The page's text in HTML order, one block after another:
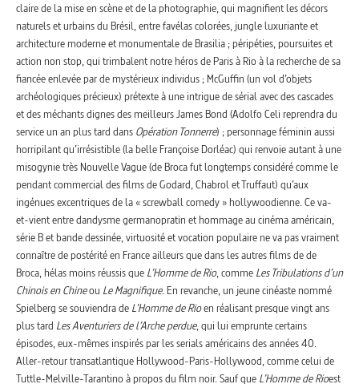
claire de la mise en scène et de la photographie, qui magnifient les décors
naturels et urbains du Brésil, entre favélas colorées, jungle luxuriante et
architecture moderne et monumentale de Brasilia ; péripéties, poursuites et
action non stop, qui trimbalent notre héros de Paris à Rio à la recherche de sa
fiancée enlevée par de mystérieux individus ; McGuffin (un vol d’objets
archéologiques précieux) prétexte à une intrigue de sérial avec des cascades
et des méchants dignes des meilleurs James Bond (Adolfo Celi reprendra du
service un an plus tard dans Opération Tonnerre) ; personnage féminin aussi
horripilant qu’irrésistible (la belle Françoise Dorléac) qui renvoie autant à une
misogynie très Nouvelle Vague (de Broca fut longtemps considéré comme le
pendant commercial des films de Godard, Chabrol et Truffaut) qu’aux
ingénues excentriques de la « screwball comedy » hollywoodienne. Ce va-
et-vient entre dandysme germanopratin et hommage au cinéma américain,
série B et bande dessinée, virtuosité et vocation populaire ne va pas vraiment
connaître de postérité en France ailleurs que dans les autres films de de
Broca, hélas moins réussis que L’Homme de Rio, comme Les Tribulations d’un
Chinois en Chineou Le Magnifique. En revanche, un jeune cinéaste nommé
Spielberg se souviendra de L’Homme de Rioen réalisant presque vingt ans
plus tard Les Aventuriers de l’Arche perdue, qui lui emprunte certains
épisodes, eux-mêmes inspirés par les serials américains des années 40.
Aller-retour transatlantique Hollywood-Paris-Hollywood, comme celui de
Tuttle-Melville-Tarantino à propos du film noir. Sauf que L’Homme de Rioest